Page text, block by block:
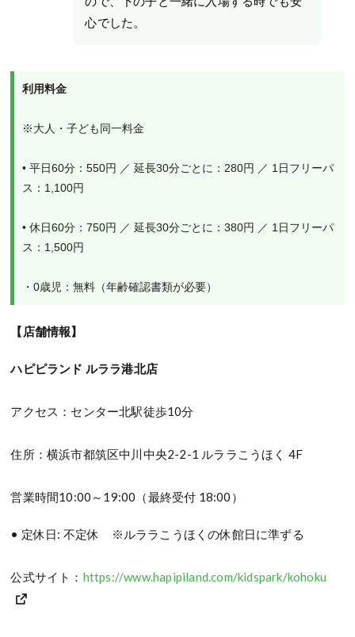
心でした。
利用料金
※大人・子ども同一料金
• 平日60分：550円 ／ 延長30分ごとに：280円 ／ 1日フリーパ
ス：1,100円
• 休日60分：750円 ／ 延長30分ごとに：380円 ／ 1日フリーパ
ス：1,500円
・0歳児：無料（年齢確認書類が必要）
【店舗情報】
ハピピランド ルララ港北店
アクセス：センター北駅徒歩10分
住所：横浜市都筑区中川中央2-2-1 ルララこうほく 4F
営業時間10:00～19:00（最終受付 18:00）
• 定休日: 不定休 ※ルララこうほくの休館日に準ずる
公式サイト： https://www.hapipiland.com/kidspark/kohoku